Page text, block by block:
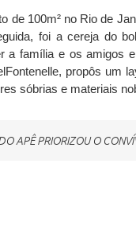
de 100m² no Rio de
foi a cereja do
a família e os amigos
propôs um
sóbrias e materiais
APÊ PRIORIZOU O